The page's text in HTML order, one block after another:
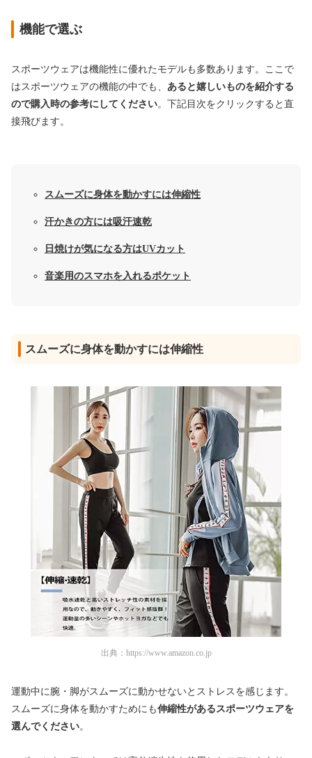
機能で選ぶ
スポーツウェアは機能性に優れたモデルも多数あります。ここで
はスポーツウェアの機能の中でも、 あると嬉しいものを紹介する
ので購入時の参考にしてください。下記目次をクリックすると直
接飛びます。
スムーズに身体を動かすには伸縮性
汗かきの方には吸汗速乾
日焼けが気になる方はUVカット
音楽用のスマホを入れるポケット
スムーズに身体を動かすには伸縮性
出典： https://www.amazon.co.jp
運動中に腕・脚がスムーズに動かせないとストレスを感じます。
スムーズに身体を動かすためにも伸縮性があるスポーツウェアを
選んでください。